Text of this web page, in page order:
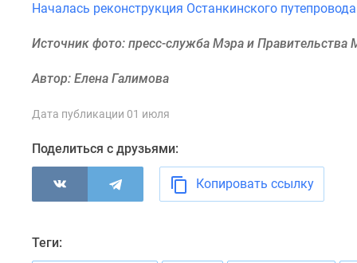
Медиа
недвижимости
эксперта
Экспертиза
новостроек
проекте
Началась реконструкция Останкинского путепровода
Источник фото: пресс-служба Мэра и Правительства
Автор: Елена Галимова
Дата публикации 01 июля
Поделиться с друзьями:
Копировать ссылку
Теги: